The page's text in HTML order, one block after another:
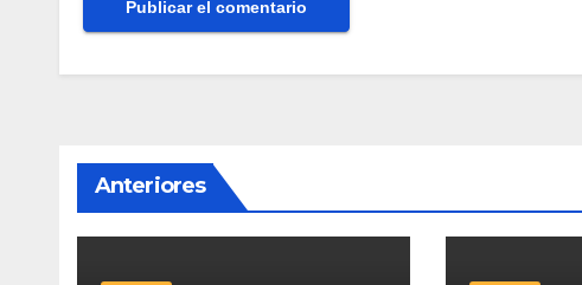
Anteriores